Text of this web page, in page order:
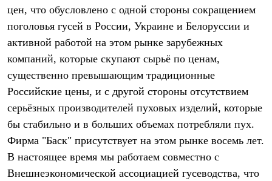
цен, что обусловлено с одной стороны сокращением
поголовья гусей в России, Украине и Белоруссии и
активной работой на этом рынке зарубежных
компаний, которые скупают сырьё по ценам,
существенно превышающим традиционные
Российские цены, и с другой стороны отсутствием
серьёзных производителей пуховых изделий, которые
бы стабильно и в больших объемах потребляли пух.
Фирма "Баск" присутствует на этом рынке восемь лет.
В настоящее время мы работаем совместно с
Внешнеэкономической ассоциацией гусеводства, что